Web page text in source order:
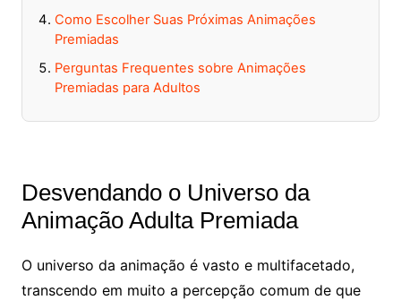
Como Escolher Suas Próximas Animações
Premiadas
Perguntas Frequentes sobre Animações
Premiadas para Adultos
Desvendando o Universo da
Animação Adulta Premiada
O universo da animação é vasto e multifacetado,
transcendo em muito a percepção comum de que